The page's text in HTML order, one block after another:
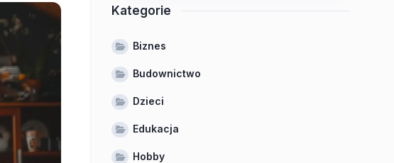
Kategorie
Biznes
Budownictwo
Dzieci
Edukacja
Hobby